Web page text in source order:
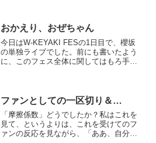
る私からす...
おかえり、おぜちゃん
今日はW-KEYAKI FESの1日目で、櫻坂
の単独ライブでした。前にも書いたよう
に、このフェス全体に関してはもろ手を
た！単独だしね。...
ファンとしての一区切り＆…
「摩擦係数」どうでしたか？私はこれを
見て、というよりは、これを受けてのフ
ァンの反応を見ながら、「ああ、自分は